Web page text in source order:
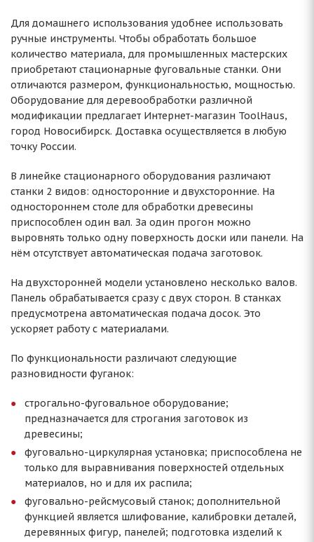
Для домашнего использования удобнее использовать
ручные инструменты. Чтобы обработать большое
количество материала, для промышленных мастерских
приобретают стационарные фуговальные станки. Они
отличаются размером, функциональностью, мощностью.
Оборудование для деревообработки различной
модификации предлагает Интернет-магазин ToolHaus,
город Новосибирск. Доставка осуществляется в любую
точку России.
В линейке стационарного оборудования различают
станки 2 видов: односторонние и двухсторонние. На
одностороннем столе для обработки древесины
приспособлен один вал. За один прогон можно
выровнять только одну поверхность доски или панели. На
нём отсутствует автоматическая подача заготовок.
На двухсторонней модели установлено несколько валов.
Панель обрабатывается сразу с двух сторон. В станках
предусмотрена автоматическая подача досок. Это
ускоряет работу с материалами.
По функциональности различают следующие
разновидности фуганок:
строгально-фуговальное оборудование;
предназначается для строгания заготовок из
древесины;
фуговально-циркулярная установка; приспособлена не
только для выравнивания поверхностей отдельных
материалов, но и для их распила;
фуговально-рейсмусовый станок; дополнительной
функцией является шлифование, калибровки деталей,
деревянных фигур, панелей; подготовка изделий к